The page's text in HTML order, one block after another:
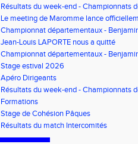
Résultats du week-end - Championnats
8.2.2.8 et Finale départementale des
Le meeting de Maromme lance
CDA 76
Championnat départementaux -
Jean-Louis LAPORTE nous a quitté
Championnat départementaux -
Stage estival 2026
Apéro Dirigeants
Résultats du week-end - Championnats
Benjamins/Minimes - EO Adultes
Formations
Stage de Cohésion Pâques
Résultats du match Intercomités